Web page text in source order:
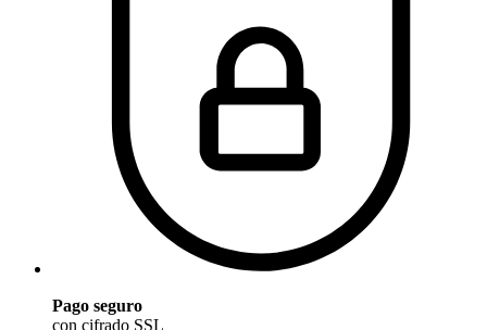
Pago seguro
con cifrado SSL